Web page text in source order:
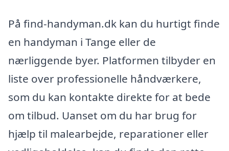
På find-handyman.dk kan du hurtigt finde
en handyman i Tange eller de
nærliggende byer. Platformen tilbyder en
liste over professionelle håndværkere,
som du kan kontakte direkte for at bede
om tilbud. Uanset om du har brug for
hjælp til malearbejde, reparationer eller